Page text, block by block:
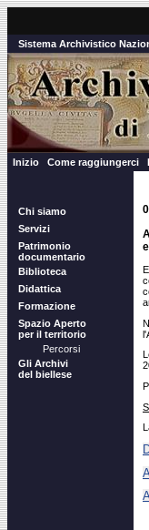
Sistema Archivistico
Inizio Come raggiungerci
Chi siamo
Servizi
Patrimonio
documentario
Biblioteca
Didattica
Formazione
Spazio Aperto
per il territorio
Percorsi
Gli Archivi
del biellese